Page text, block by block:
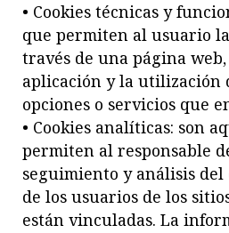
• Cookies técnicas y
que permiten al usuario
través de una página
aplicación y la utilización
opciones o servicios que
• Cookies analíticas: son
permiten al responsable
seguimiento y análisis
de los usuarios de los
están vinculadas. La